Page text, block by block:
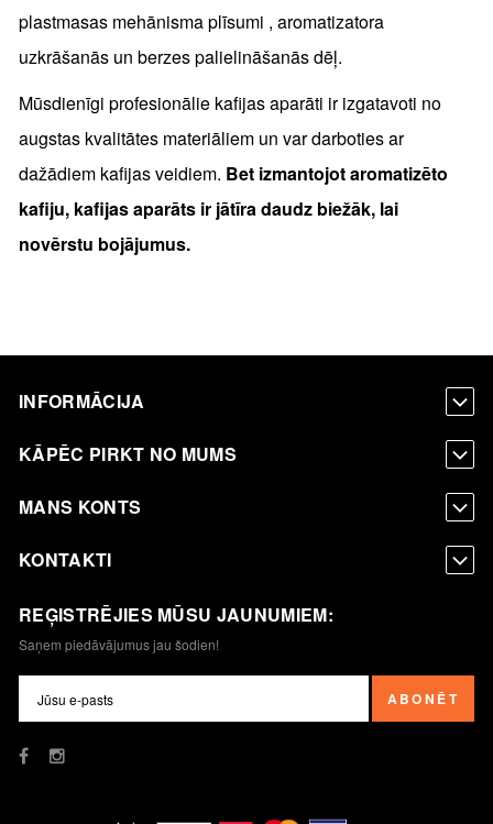
plastmasas mehānisma plīsumi , aromatizatora
uzkrāšanās un berzes palielināšanās dēļ.
Mūsdienīgi profesionālie kafijas aparāti ir izgatavoti no
augstas kvalitātes materiāliem un var darboties ar
dažādiem kafijas veidiem. Bet izmantojot aromatizēto
kafiju, kafijas aparāts ir jātīra daudz biežāk, lai
novērstu bojājumus.
INFORMĀCIJA
KĀPĒC PIRKT NO MUMS
MANS KONTS
KONTAKTI
REĢISTRĒJIES MŪSU JAUNUMIEM:
Saņem piedāvājumus jau šodien!
ABONĒT